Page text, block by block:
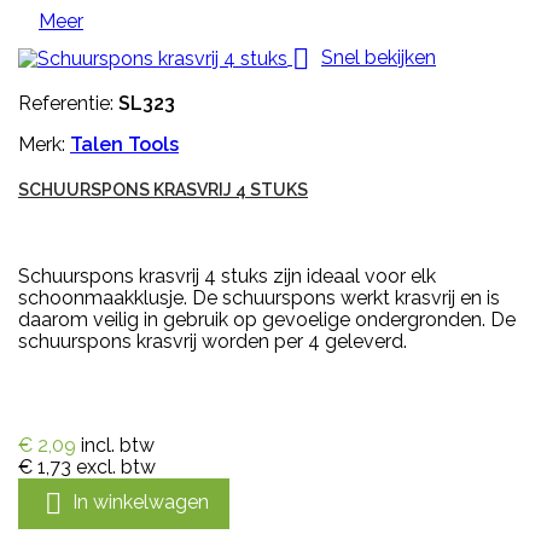
Meer
 Snel bekijken
Referentie: SL323
Merk: Talen Tools
SCHUURSPONS KRASVRIJ 4 STUKS
Schuurspons krasvrij 4 stuks zijn ideaal voor elk
schoonmaakklusje. De schuurspons werkt krasvrij en is
daarom veilig in gebruik op gevoelige ondergronden. De
schuurspons krasvrij worden per 4 geleverd.
€ 2,09 incl. btw
€ 1,73 excl. btw
 In winkelwagen